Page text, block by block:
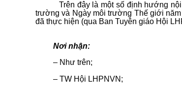
Trên đây là một số định hướng
trường và Ngày môi trường Thế giới
đã thực hiện (qua Ban Tuyên giáo Hội
Nơi nhận
–
– TW Hội LHPNVN;